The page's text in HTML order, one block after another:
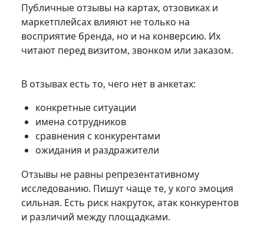
Публичные отзывы на картах, отзовиках и
маркетплейсах влияют не только на
восприятие бренда, но и на конверсию. Их
читают перед визитом, звонком или заказом.
В отзывах есть то, чего нет в анкетах:
конкретные ситуации
имена сотрудников
сравнения с конкурентами
ожидания и раздражители
Отзывы не равны репрезентативному
исследованию. Пишут чаще те, у кого эмоция
сильная. Есть риск накруток, атак конкурентов
и различий между площадками.